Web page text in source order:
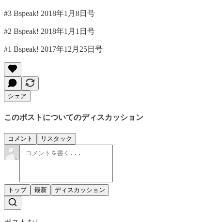
#3 Bspeak! 2018年1月8日号
#2 Bspeak! 2018年1月1日号
#1 Bspeak! 2017年12月25日号
シェア
このポストについてのディスカッション
コメント リスタック
トップ 最新 ディスカッション